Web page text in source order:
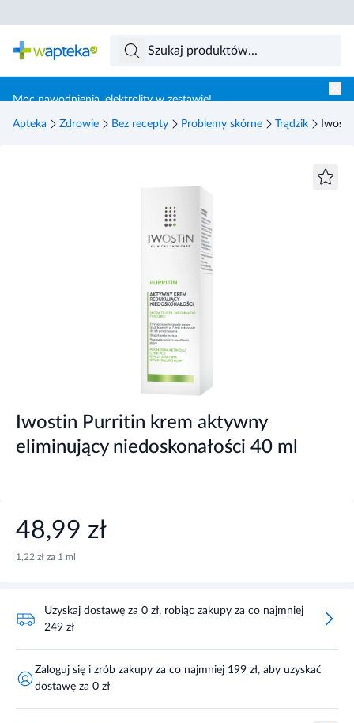
Moc nawodnienia, elektrolity w zestawie!
Apteka Zdrowie Bez recepty Problemy skórne Trądzik
Iwostin Purritin krem aktywny
eliminujący niedoskonałości 40 ml
48,99 zł
1,22 zł za 1 ml
Uzyskaj dostawę za 0 zł, robiąc zakupy za co najmniej
249 zł
Zaloguj się i zrób zakupy za co najmniej 199 zł, aby uzyskać
dostawę za 0 zł